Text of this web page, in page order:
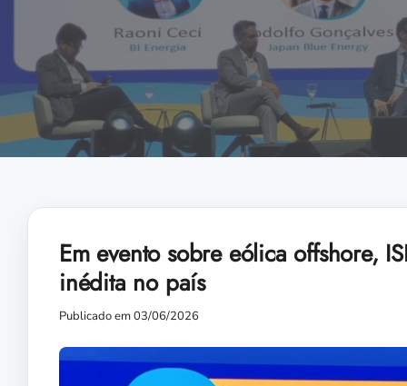
Em evento sobre eólica offshore,
inédita no país
Publicado em 03/06/2026